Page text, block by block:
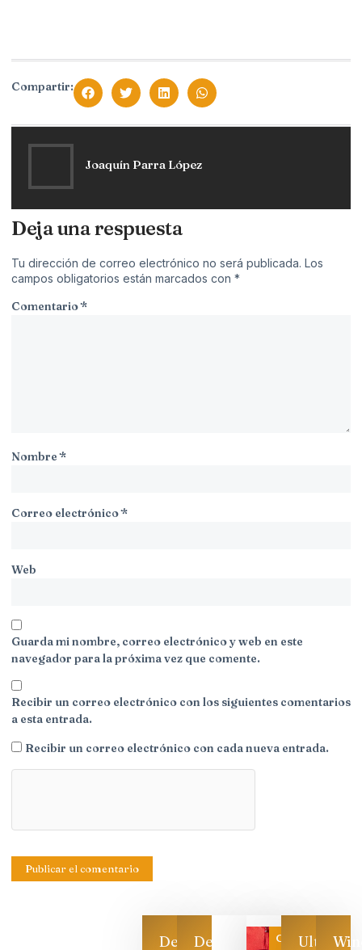
Compartir:
Joaquín Parra López
Deja una respuesta
Tu dirección de correo electrónico no será publicada. Los
campos obligatorios están marcados con *
Comentario*
Nombre*
Correo electrónico*
Web
Guarda mi nombre, correo electrónico y web en este
navegador para la próxima vez que comente.
Recibir un correo electrónico con los siguientes comentarios
a esta entrada.
Recibir un correo electrónico con cada nueva entrada.
DescargaDescarga CategoríaUltimas